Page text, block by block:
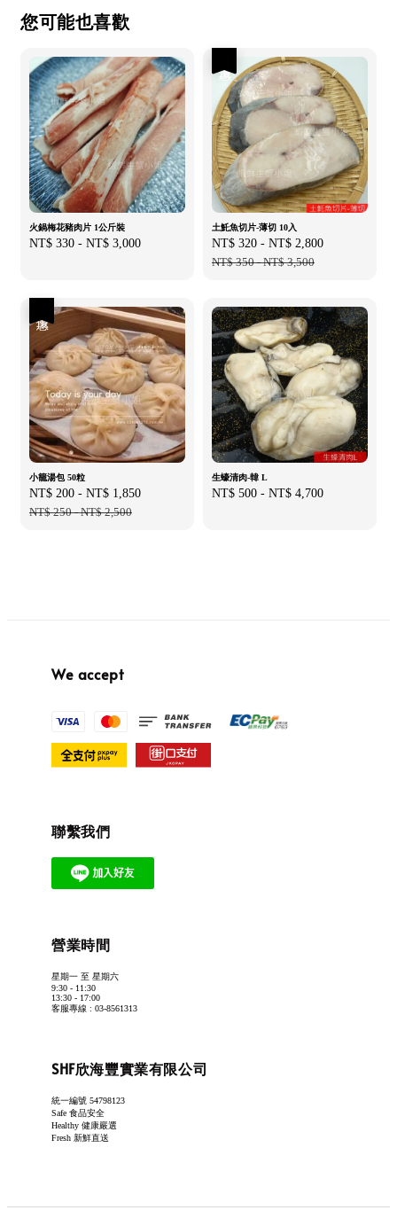
您可能也喜歡
火鍋梅花豬肉片 1公斤裝
Regular
NT$ 330 - NT$ 3,000
土魠魚切片-薄切 10入
Sale
price
NT$ 320 - NT$ 2,800
NT$ 350-NT$ 3,500
小籠湯包 50粒
Sale
price
NT$ 200 - NT$ 1,850
NT$ 250-NT$ 2,500
生蠔清肉-韓 L
Regular
NT$ 500 - NT$ 4,700
We accept
聯繫我們
營業時間
星期一 至 星期六
9:30 - 11:30
13:30 - 17:00
客服專線 : 03-8561313
SHF欣海豐實業有限公司
統一編號 54798123
Safe 食品安全
Healthy 健康嚴選
Fresh 新鮮直送